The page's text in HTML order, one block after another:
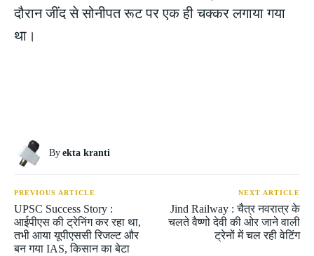
दौरान जींद से सोनीपत रूट पर एक ही चक्कर लगाया गया
था।
By ekta kranti
PREVIOUS ARTICLE
UPSC Success Story :
आईपीएस की ट्रेनिंग कर रहा था,
तभी आया यूपीएससी रिजल्ट और
बन गया IAS, किसान का बेटा
NEXT ARTICLE
Jind Railway : चैत्र नवरात्र के
चलते वैष्णो देवी की ओर जाने वाली
ट्रेनों में चल रही वेटिंग